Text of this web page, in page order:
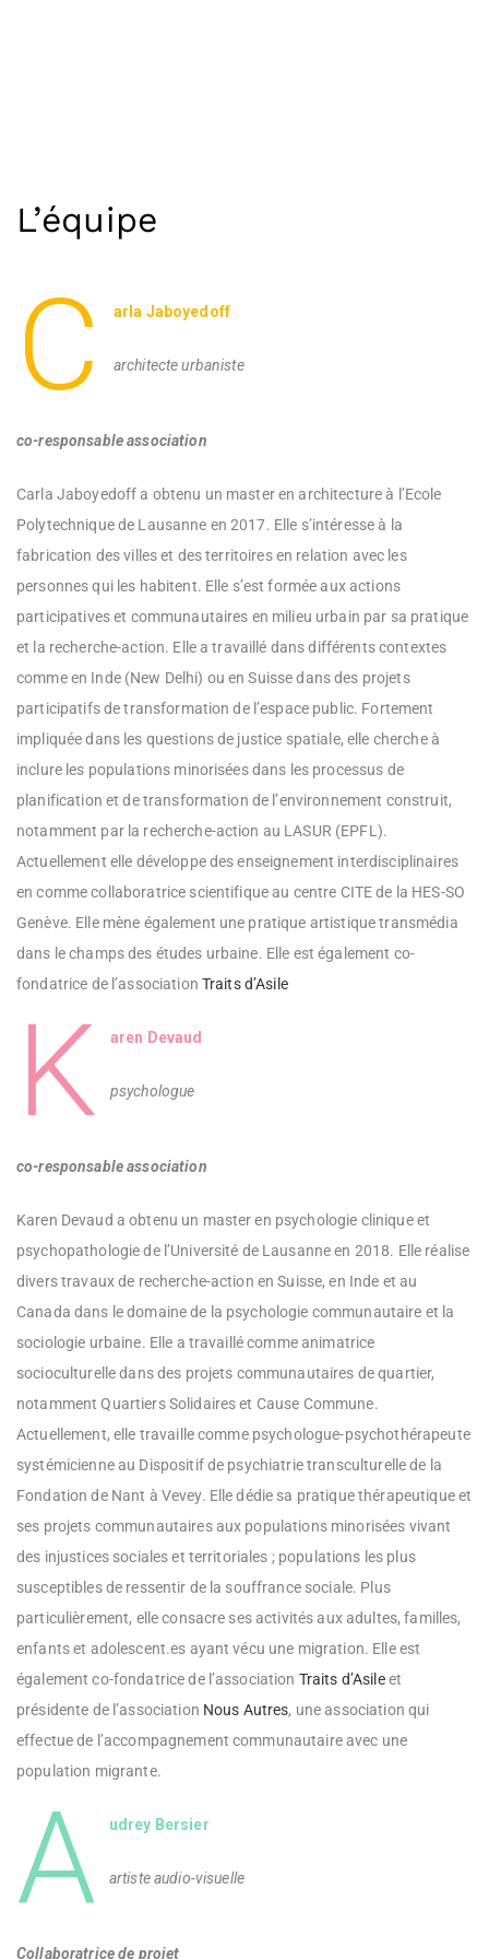
L’équipe
C arla Jaboyedoff
architecte urbaniste
co-responsable association
Carla Jaboyedoff a obtenu un master en architecture à l’Ecole
Polytechnique de Lausanne en 2017. Elle s’intéresse à la
fabrication des villes et des territoires en relation avec les
personnes qui les habitent. Elle s’est formée aux actions
participatives et communautaires en milieu urbain par sa pratique
et la recherche-action. Elle a travaillé dans différents contextes
comme en Inde (New Delhi) ou en Suisse dans des projets
participatifs de transformation de l’espace public. Fortement
impliquée dans les questions de justice spatiale, elle cherche à
inclure les populations minorisées dans les processus de
planification et de transformation de l’environnement construit,
notamment par la recherche-action au LASUR (EPFL).
Actuellement elle développe des enseignement interdisciplinaires
en comme collaboratrice scientifique au centre CITE de la HES-SO
Genève. Elle mène également une pratique artistique transmédia
dans le champs des études urbaine. Elle est également co-
fondatrice de l’association Traits d’Asile
K aren Devaud
psychologue
co-responsableassociation
Karen Devaud a obtenu un master en psychologie clinique et
psychopathologie de l’Université de Lausanne en 2018. Elle réalise
divers travaux de recherche-action en Suisse, en Inde et au
Canada dans le domaine de la psychologie communautaire et la
sociologie urbaine. Elle a travaillé comme animatrice
socioculturelle dans des projets communautaires de quartier,
notamment Quartiers Solidaires et Cause Commune.
Actuellement, elle travaille comme psychologue-psychothérapeute
systémicienne au Dispositif de psychiatrie transculturelle de la
Fondation de Nant à Vevey. Elle dédie sa pratique thérapeutique et
ses projets communautaires aux populations minorisées vivant
des injustices sociales et territoriales ; populations les plus
susceptibles de ressentir de la souffrance sociale. Plus
particulièrement, elle consacre ses activités aux adultes, familles,
enfants et adolescent.es ayant vécu une migration. Elle est
également co-fondatrice de l’association Traits d’Asileet
présidente de l’association Nous Autres, une association qui
effectue de l’accompagnement communautaire avec une
population migrante.
A udrey Bersier
artiste audio-visuelle
Collaboratrice de projet